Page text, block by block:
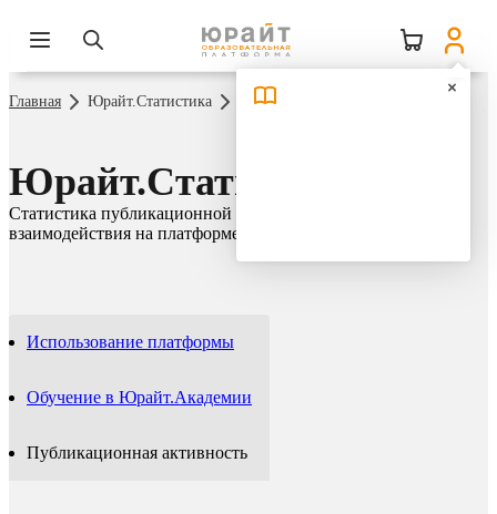
Главная Юрайт.Статистика Публикационная активность
Юрайт.Статистика
Статистика публикационной активности и сетевого
взаимодействия на платформе Юрайт
Использование платформы
Обучение в Юрайт.Академии
Публикационная активность